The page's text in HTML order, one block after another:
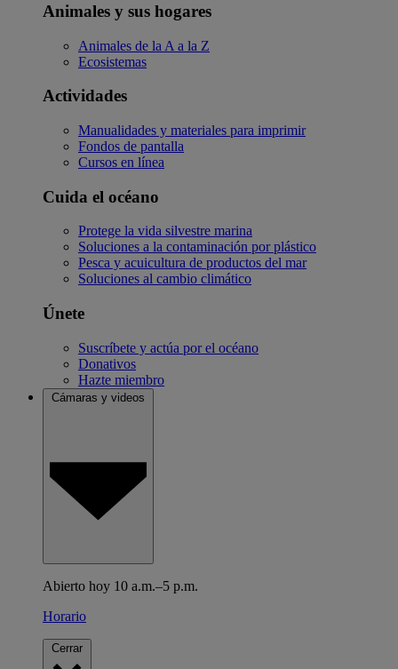
Animales y sus hogares
Animales de la A a la Z
Ecosistemas
Actividades
Manualidades y materiales para imprimir
Fondos de pantalla
Cursos en línea
Cuida el océano
Protege la vida silvestre marina
Soluciones a la contaminación por plástico
Pesca y acuicultura de productos del mar
Soluciones al cambio climático
Únete
Suscríbete y actúa por el océano
Donativos
Hazte miembro
Cámaras y videos
Abierto hoy 10 a.m.–5 p.m.
Horario
Cerrar